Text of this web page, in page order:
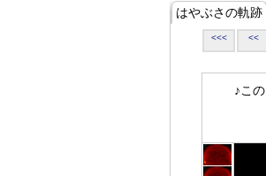
はやぶさの軌跡
<<< <<
♪この